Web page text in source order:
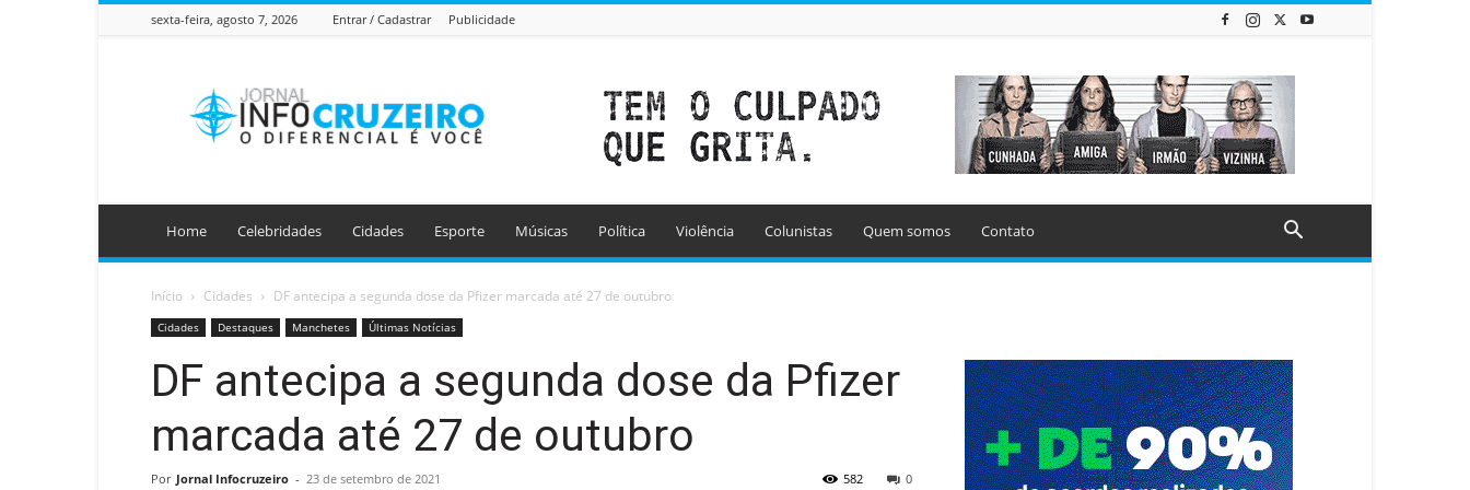
sexta-feira, agosto 7, 2026 Entrar / Cadastrar Publicidade
Info
Cruzeiro
Home Celebridades Cidades Esporte Músicas Política Violência Colunistas Quem somos Contato
Início Cidades DF antecipa a segunda dose da Pfizer marcada até 27 de outubro
Cidades Destaques Manchetes Últimas Notícias
DF antecipa a segunda dose da Pfizer
marcada até 27 de outubro
Por Jornal Infocruzeiro - 23 de setembro de 2021 0
582